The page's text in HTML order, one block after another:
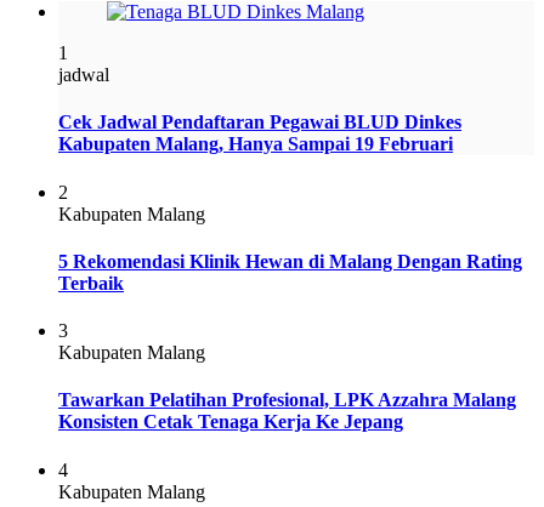
1
jadwal
Cek Jadwal Pendaftaran Pegawai BLUD Dinkes
Kabupaten Malang, Hanya Sampai 19 Februari
2
Kabupaten Malang
5 Rekomendasi Klinik Hewan di Malang Dengan Rating
Terbaik
3
Kabupaten Malang
Tawarkan Pelatihan Profesional, LPK Azzahra Malang
Konsisten Cetak Tenaga Kerja Ke Jepang
4
Kabupaten Malang